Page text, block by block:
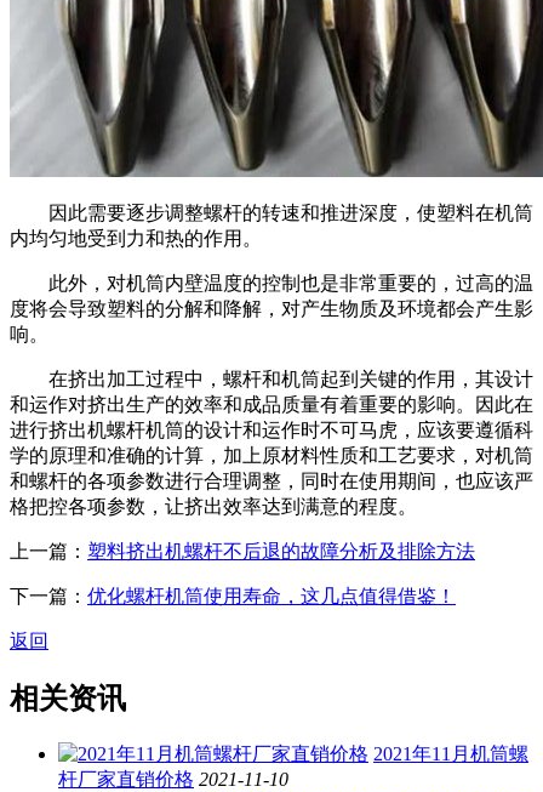
因此需要逐步调整螺杆的转速和推进深度，使塑料在机筒
内均匀地受到力和热的作用。
此外，对机筒内壁温度的控制也是非常重要的，过高的温
度将会导致塑料的分解和降解，对产生物质及环境都会产生影
响。
在挤出加工过程中，螺杆和机筒起到关键的作用，其设计
和运作对挤出生产的效率和成品质量有着重要的影响。因此在
进行挤出机螺杆机筒的设计和运作时不可马虎，应该要遵循科
学的原理和准确的计算，加上原材料性质和工艺要求，对机筒
和螺杆的各项参数进行合理调整，同时在使用期间，也应该严
格把控各项参数，让挤出效率达到满意的程度。
上一篇： 塑料挤出机螺杆不后退的故障分析及排除方法
下一篇： 优化螺杆机筒使用寿命，这几点值得借鉴！
返回
相关资讯
2021年11月机筒螺
杆厂家直销价格 2021-11-10